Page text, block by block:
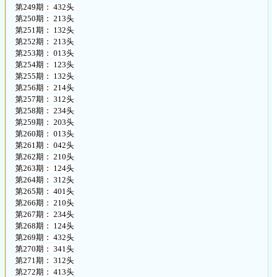
第249期： 432头
第250期： 213头
第251期： 132头
第252期： 213头
第253期： 013头
第254期： 123头
第255期： 132头
第256期： 214头
第257期： 312头
第258期： 234头
第259期： 203头
第260期： 013头
第261期： 042头
第262期： 210头
第263期： 124头
第264期： 312头
第265期： 401头
第266期： 210头
第267期： 234头
第268期： 124头
第269期： 432头
第270期： 341头
第271期： 312头
第272期： 413头